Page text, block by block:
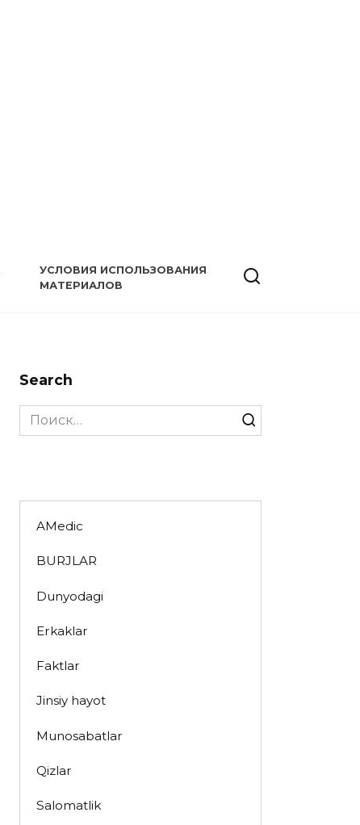
УСЛОВИЯ ИСПОЛЬЗОВАНИЯ
МАТЕРИАЛОВ
Search
Search
for:
AMedic
BURJLAR
Dunyodagi
Erkaklar
Faktlar
Jinsiy hayot
Munosabatlar
Qizlar
Salomatlik